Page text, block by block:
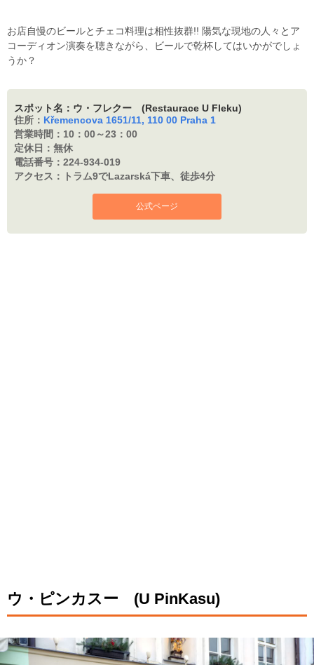
お店自慢のビールとチェコ料理は相性抜群!! 陽気な現地の人々とア
コーディオン演奏を聴きながら、ビールで乾杯してはいかがでしょ
うか？
スポット名：ウ・フレクー (Restaurace U Fleku)
住所： Křemencova 1651/11, 110 00 Praha 1
営業時間： 10：00～23：00
定休日： 無休
電話番号： 224-934-019
アクセス：
トラム9でLazarská下車、徒歩4分
公式ページ
ウ・ピンカスー (U PinKasu)